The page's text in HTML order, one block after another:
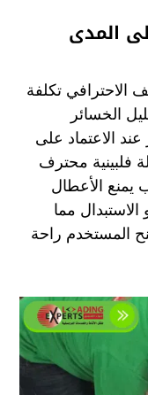
المدى
الاحترافي تكلفة
الخسائر
الاعتماد على
فلبينية محترف
الأعطال
الاستبدال مما
المستخدم راحة